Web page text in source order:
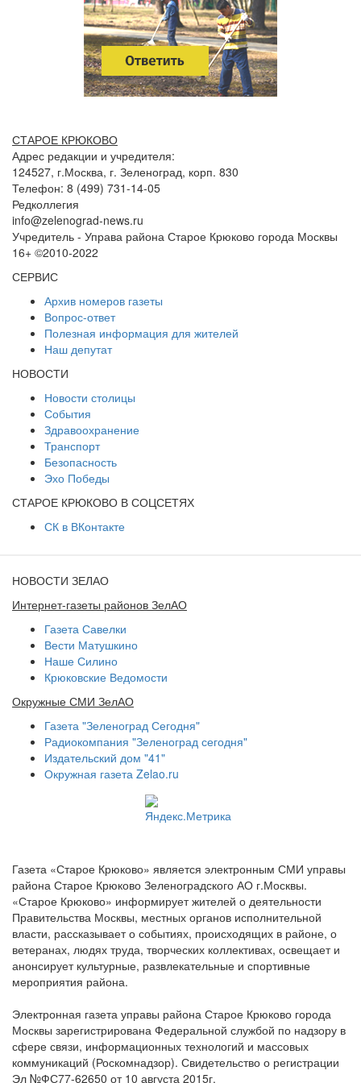
СТАРОЕ КРЮКОВО
Адрес редакции и учредителя:
124527, г.Москва, г. Зеленоград, корп. 830
Телефон: 8 (499) 731-14-05
Редколлегия
info@zelenograd-news.ru
Учредитель - Управа района Старое Крюково города Москвы
16+ ©2010-2022
СЕРВИС
Архив номеров газеты
Вопрос-ответ
Полезная информация для жителей
Наш депутат
НОВОСТИ
Новости столицы
События
Здравоохранение
Транспорт
Безопасность
Эхо Победы
СТАРОЕ КРЮКОВО В СОЦСЕТЯХ
СК в ВКонтакте
НОВОСТИ ЗЕЛАО
Интернет-газеты районов ЗелАО
Газета Савелки
Вести Матушкино
Наше Силино
Крюковские Ведомости
Окружные СМИ ЗелАО
Газета "Зеленоград Сегодня"
Радиокомпания "Зеленоград сегодня"
Издательский дом "41"
Окружная газета Zelao.ru
Газета «Старое Крюково» является электронным СМИ управы
района Старое Крюково Зеленоградского АО г.Москвы.
«Старое Крюково» информирует жителей о деятельности
Правительства Москвы, местных органов исполнительной
власти, рассказывает о событиях, происходящих в районе, о
ветеранах, людях труда, творческих коллективах, освещает и
анонсирует культурные, развлекательные и спортивные
мероприятия района.
Электронная газета управы района Старое Крюково города
Москвы зарегистрирована Федеральной службой по надзору в
сфере связи, информационных технологий и массовых
коммуникаций (Роскомнадзор). Свидетельство о регистрации
Эл №ФС77-62650 от 10 августа 2015г.